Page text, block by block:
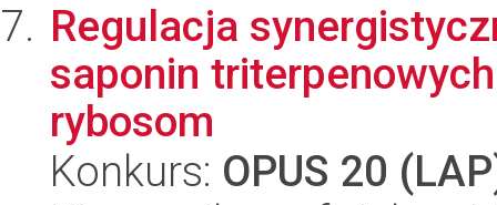
Regulacja
saponin
rybosom
Konkurs: OPUS 20